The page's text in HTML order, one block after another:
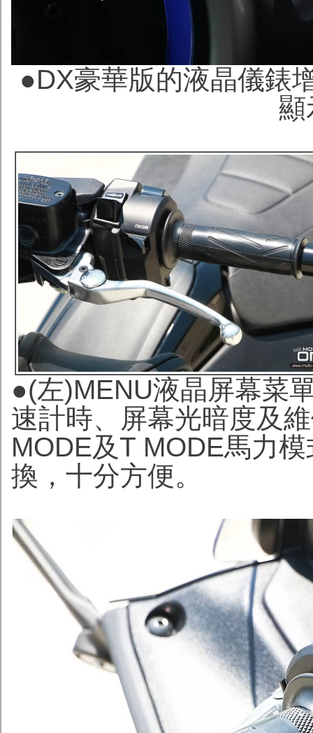
●DX豪華版的液晶儀錶
顯
●(左)MENU液晶屏幕菜
速計時、屏幕光暗度及
MODE及T MODE馬力
換，十分方便。